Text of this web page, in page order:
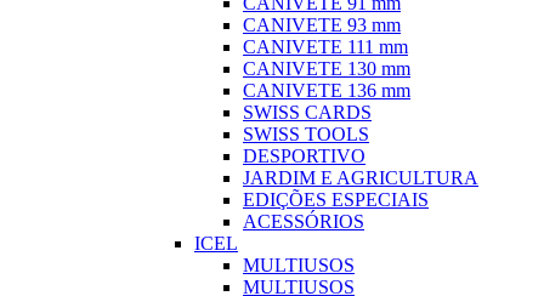
CANIVETE 93 mm
CANIVETE 111 mm
CANIVETE 130 mm
CANIVETE 136 mm
SWISS CARDS
SWISS TOOLS
DESPORTIVO
JARDIM E AGRICULTURA
EDIÇÕES ESPECIAIS
ACESSÓRIOS
ICEL
MULTIUSOS
MULTIUSOS